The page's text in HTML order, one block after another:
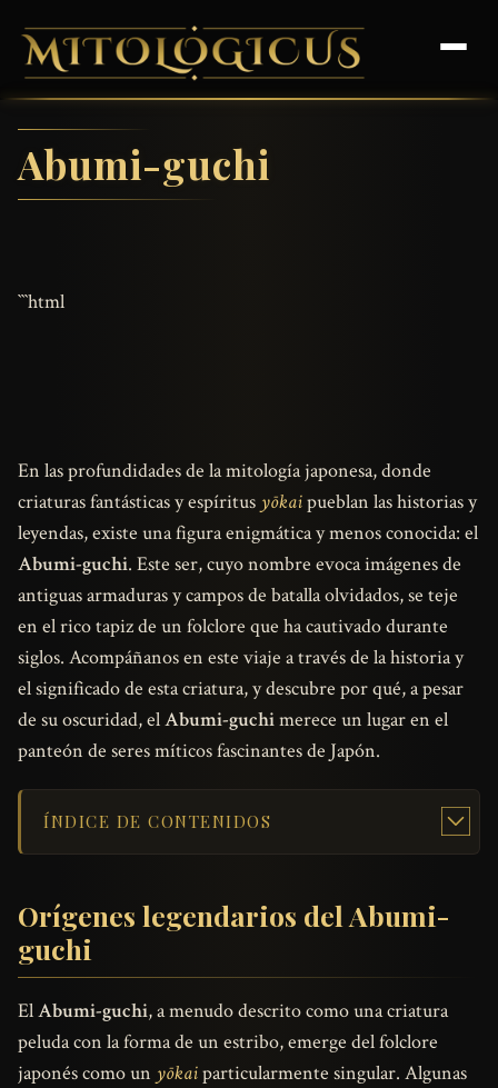
Abumi-guchi
```html
En las profundidades de la mitología japonesa, donde
criaturas fantásticas y espíritus yōkaipueblan las historias y
leyendas, existe una figura enigmática y menos conocida: el
Abumi-guchi. Este ser, cuyo nombre evoca imágenes de
antiguas armaduras y campos de batalla olvidados, se teje
en el rico tapiz de un folclore que ha cautivado durante
siglos. Acompáñanos en este viaje a través de la historia y
el significado de esta criatura, y descubre por qué, a pesar
de su oscuridad, elAbumi-guchimerece un lugar en el
panteón de seres míticos fascinantes de Japón.
ÍNDICE DE CONTENIDOS
Orígenes legendarios del Abumi-
guchi
ElAbumi-guchi, a menudo descrito como una criatura
peluda con la forma de un estribo, emerge del folclore
japonés como un yōkaiparticularmente singular. Algunas